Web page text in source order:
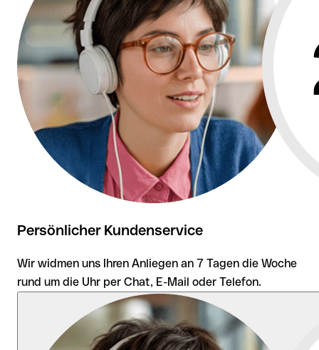
Persönlicher Kundenservice
Wir widmen uns Ihren Anliegen an 7 Tagen die Woche
rund um die Uhr per Chat, E-Mail oder Telefon.